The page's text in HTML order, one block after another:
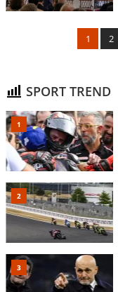
1 2
SPORT TREND